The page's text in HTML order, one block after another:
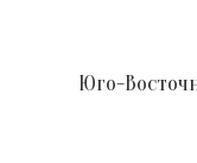
Юго-